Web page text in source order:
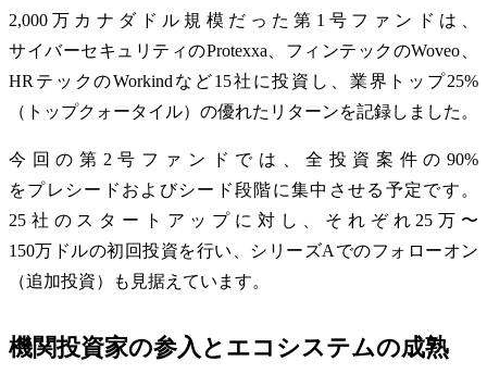
2,000万カナダドル規模だった第1号ファンドは、
サイバーセキュリティのProtexxa、フィンテックのWoveo、
HRテックのWorkindなど15社に投資し、業界トップ25%
（トップクォータイル）の優れたリターンを記録しました。
今回の第2号ファンドでは、全投資案件の90%
をプレシードおよびシード段階に集中させる予定です。
25社のスタートアップに対し、それぞれ25万〜
150万ドルの初回投資を行い、シリーズAでのフォローオン
（追加投資）も見据えています。
機関投資家の参入とエコシステムの成熟